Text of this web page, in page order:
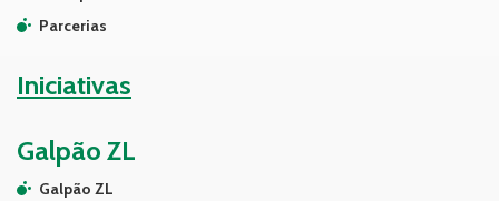
Parcerias
Iniciativas
Galpão ZL
Galpão ZL